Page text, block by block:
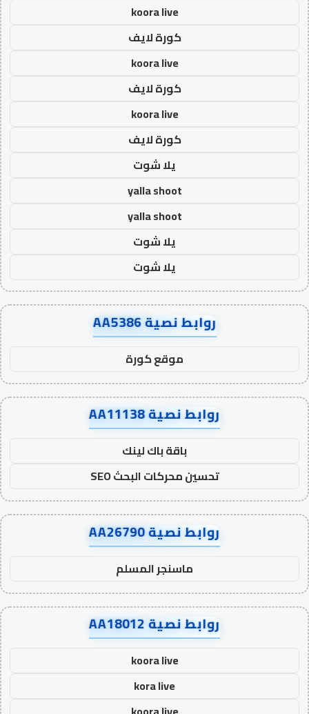
koora live
كورة لايف
koora live
كورة لايف
koora live
كورة لايف
يلا شوت
yalla shoot
yalla shoot
يلا شوت
يلا شوت
روابط نصية AA5386
موقع كورة
روابط نصية AA11138
باقة باك لينك
تحسين محركات البحث SEO
روابط نصية AA26790
ماسنجر المسلم
روابط نصية AA18012
koora live
kora live